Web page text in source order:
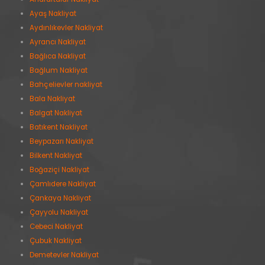
Ayaş Nakliyat
Aydınlıkevler Nakliyat
Ayrancı Nakliyat
Bağlıca Nakliyat
Bağlum Nakliyat
Bahçelievler nakliyat
Bala Nakliyat
Balgat Nakliyat
Batıkent Nakliyat
Beypazarı Nakliyat
Bilkent Nakliyat
Boğaziçi Nakliyat
Çamlıdere Nakliyat
Çankaya Nakliyat
Çayyolu Nakliyat
Cebeci Nakliyat
Çubuk Nakliyat
Demetevler Nakliyat